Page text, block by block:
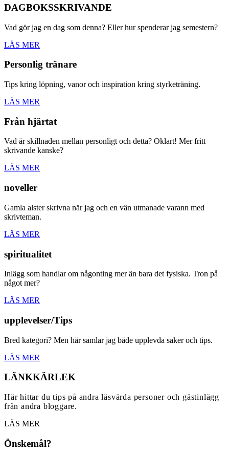
DAGBOKSSKRIVANDE
Vad gör jag en dag som denna? Eller hur spenderar jag semestern?
LÄS MER
Personlig tränare
Tips kring löpning, vanor och inspiration kring styrketräning.
LÄS MER
Från hjärtat
Vad är skillnaden mellan personligt och detta? Oklart! Mer fritt
skrivande kanske?
LÄS MER
noveller
Gamla alster skrivna när jag och en vän utmanade varann med
skrivteman.
LÄS MER
spiritualitet
Inlägg som handlar om någonting mer än bara det fysiska. Tron på
något mer?
LÄS MER
upplevelser/Tips
Bred kategori? Men här samlar jag både upplevda saker och tips.
LÄS MER
LÄNKKÄRLEK
Här hittar du tips på andra läsvärda personer och gästinlägg
från andra bloggare.
LÄS MER
Önskemål?